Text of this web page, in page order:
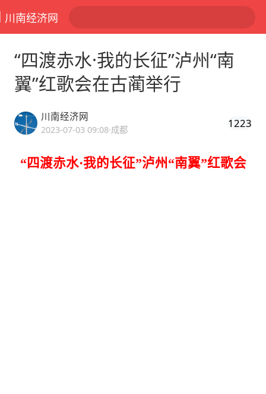
川南经济网
“四渡赤水·我的长征”泸州“南
翼”红歌会在古蔺举行
川南经济网
2023-07-03 09:08·成都 1223
“四渡赤水·我的长征”泸州“南翼”红歌会